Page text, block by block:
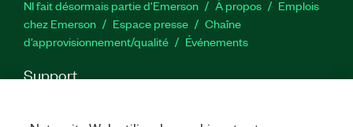
NI fait désormais partie d'Emerson À propos
Emplois
chez Emerson
Espace presse
Chaîne
d’approvisionnement/qualité
Événements
Support